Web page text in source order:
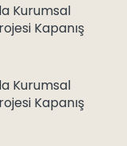
Kurumsal
Kapanış
Kurumsal
Kapanış